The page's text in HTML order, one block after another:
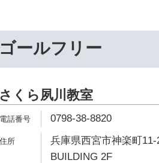
ゴールフリー
さくら夙川教室
0798-38-8820
兵庫県西宮市神楽町11-
BUILDING 2F